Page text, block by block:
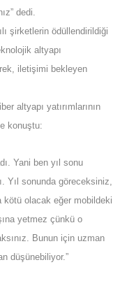
dedi.
şirketlerin ödüllendirildiği
altyapı
iletişimi bekleyen
altyapı yatırımlarının
konuştu:
Yani ben yıl sonu
Yıl sonunda göreceksiniz,
kötü olacak eğer mobildeki
yetmez çünkü o
Bunun için uzman
düşünebiliyor.”